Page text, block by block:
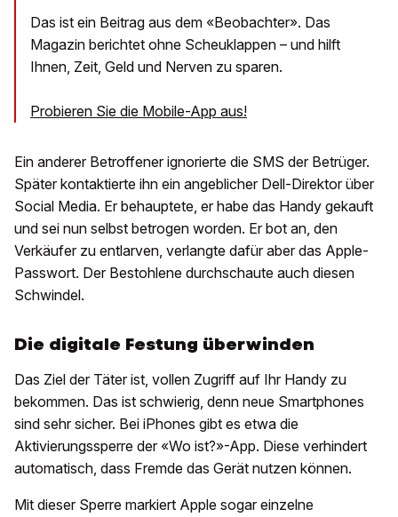
Das ist ein Beitrag aus dem «Beobachter». Das
Magazin berichtet ohne Scheuklappen – und hilft
Ihnen, Zeit, Geld und Nerven zu sparen.
Probieren Sie die Mobile-App aus!
Ein anderer Betroffener ignorierte die SMS der Betrüger.
Später kontaktierte ihn ein angeblicher Dell-Direktor über
Social Media. Er behauptete, er habe das Handy gekauft
und sei nun selbst betrogen worden. Er bot an, den
Verkäufer zu entlarven, verlangte dafür aber das Apple-
Passwort. Der Bestohlene durchschaute auch diesen
Schwindel.
Die digitale Festung überwinden
Das Ziel der Täter ist, vollen Zugriff auf Ihr Handy zu
bekommen. Das ist schwierig, denn neue Smartphones
sind sehr sicher. Bei iPhones gibt es etwa die
Aktivierungssperre der «Wo ist?»-App. Diese verhindert
automatisch, dass Fremde das Gerät nutzen können.
Mit dieser Sperre markiert Apple sogar einzelne